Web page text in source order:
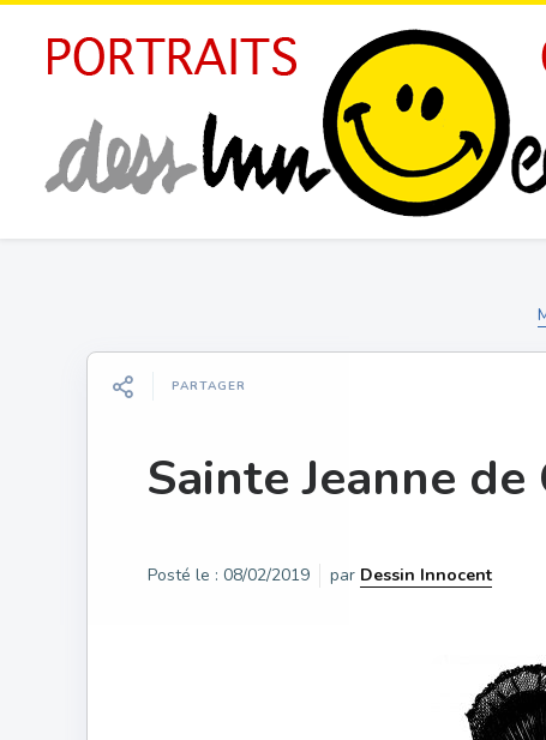
PARTAGER
Sainte Jeanne de
Posté le : 08/02/2019 par Dessin Innocent